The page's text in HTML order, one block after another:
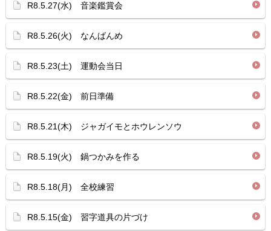
R8.5.27(水) 音楽鑑賞会
R8.5.26(火) なんばんめ
R8.5.23(土) 運動会当日
R8.5.22(金) 前日準備
R8.5.21(木) ジャガイモとホウレンソウ
R8.5.19(火) 鍋つかみを作る
R8.5.18(月) 全校練習
R8.5.15(金) 習字道具の片づけ